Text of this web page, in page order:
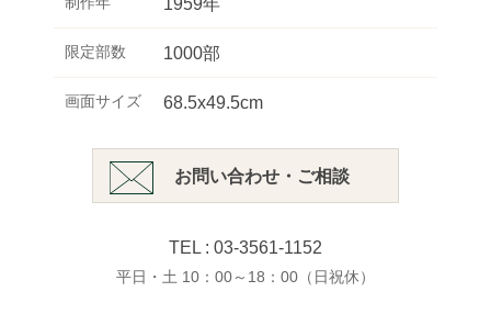
限定部数 1000部
画面サイズ 68.5x49.5cm
お問い合わせ・ご相談
TEL : 03-3561-1152
平日・土 10：00～18：00（日祝休）